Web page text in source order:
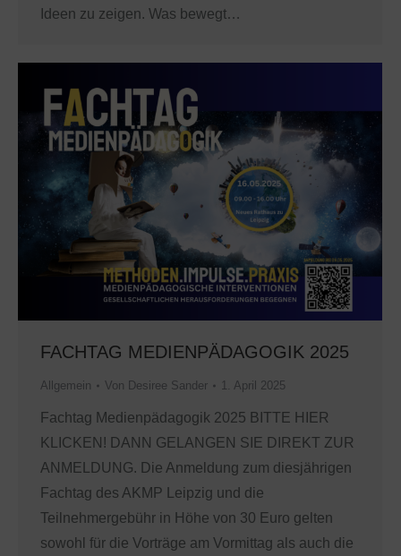
Ideen zu zeigen. Was bewegt…
FACHTAG MEDIENPÄDAGOGIK 2025
Allgemein Von Desiree Sander 1. April 2025
Fachtag Medienpädagogik 2025 BITTE HIER
KLICKEN! DANN GELANGEN SIE DIREKT ZUR
ANMELDUNG. Die Anmeldung zum diesjährigen
Fachtag des AKMP Leipzig und die
Teilnehmergebühr in Höhe von 30 Euro gelten
sowohl für die Vorträge am Vormittag als auch die